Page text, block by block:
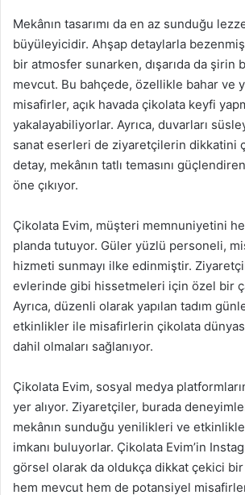
Mekânın tasarımı da en az sunduğu
büyüleyicidir. Ahşap detaylarla
bir atmosfer sunarken, dışarıda da şirin
mevcut. Bu bahçede, özellikle bahar ve
misafirler, açık havada çikolata keyfi
yakalayabiliyorlar. Ayrıca, duvarları
sanat eserleri de ziyaretçilerin dikkatini
detay, mekânın tatlı temasını
öne çıkıyor.
Çikolata Evim, müşteri memnuniyetini
planda tutuyor. Güler yüzlü personeli,
hizmeti sunmayı ilke edinmiştir.
evlerinde gibi hissetmeleri için özel bir
Ayrıca, düzenli olarak yapılan tadım
etkinlikler ile misafirlerin çikolata
dahil olmaları sağlanıyor.
Çikolata Evim, sosyal medya
yer alıyor. Ziyaretçiler, burada
mekânın sunduğu yenilikleri ve
imkanı buluyorlar. Çikolata Evim’in
görsel olarak da oldukça dikkat çekici
hem mevcut hem de potansiyel